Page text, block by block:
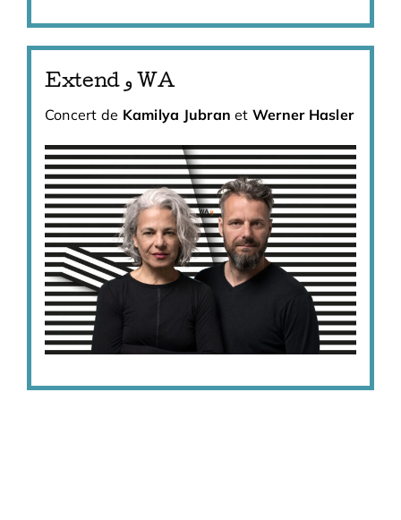
Extend و WA
Concert de Kamilya Jubran et Werner Hasler